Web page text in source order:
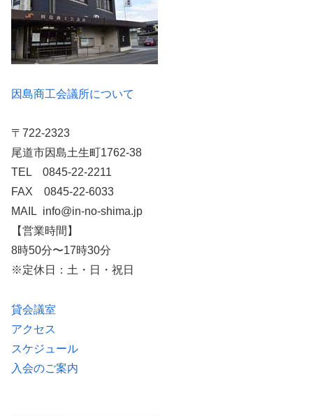
因島商工会議所について
〒722-2323
尾道市因島土生町1762-38
TEL 0845-22-2211
FAX 0845-22-6033
MAIL info@in-no-shima.jp
【営業時間】
8時50分〜17時30分
※定休日：土・日・祝日
貸会議室
アクセス
スケジュール
入会のご案内